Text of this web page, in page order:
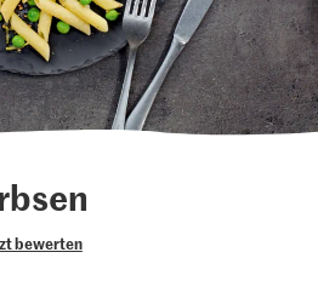
bewerten